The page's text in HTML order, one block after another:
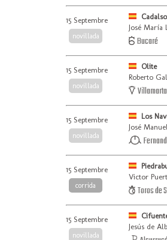
15 Septembre
novillada
José María
Bucaré
15 Septembre
novillada
Olite
Roberto
Villamarta
15 Septembre
novillada
Los
José
15 Septembre
corrida
Victor
Toros de
15 Septembre
novillada
Jesús de